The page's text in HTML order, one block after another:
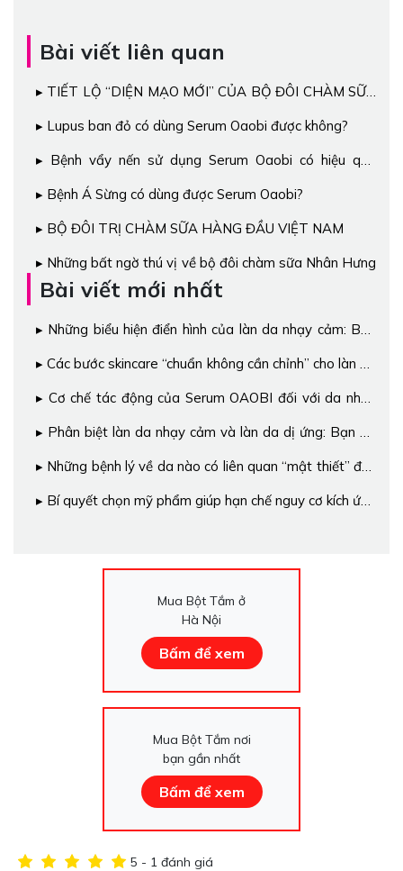
Bài viết liên quan
TIẾT LỘ “DIỆN MẠO MỚI” CỦA BỘ ĐÔI CHÀM SỮA
Lupus ban đỏ có dùng Serum Oaobi được không?
Bệnh vẩy nến sử dụng Serum Oaobi có hiệu quả
Bệnh Á Sừng có dùng được Serum Oaobi?
BỘ ĐÔI TRỊ CHÀM SỮA HÀNG ĐẦU VIỆT NAM
Những bất ngờ thú vị về bộ đôi chàm sữa Nhân Hưng
Bài viết mới nhất
Những biểu hiện điển hình của làn da nhạy cảm: Bạn
Các bước skincare “chuẩn không cần chỉnh” cho làn da
Cơ chế tác động của Serum OAOBI đối với da nhạy
Phân biệt làn da nhạy cảm và làn da dị ứng: Bạn đã
Những bệnh lý về da nào có liên quan “mật thiết” đến
Bí quyết chọn mỹ phẩm giúp hạn chế nguy cơ kích ứng
Mua Bột Tắm ở
Hà Nội
Bấm để xem
Mua Bột Tắm nơi
bạn gần nhất
Bấm để xem
5 - 1 đánh giá